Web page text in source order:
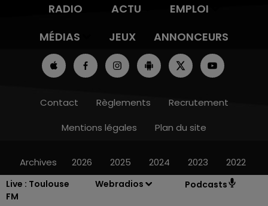
Live : Toulouse
FM
Webradios Podcasts
RADIO ACTU
EMPLOI
MÉDIAS
JEUX ANNONCEURS
Contact Règlements
Recrutement
Mentions légales
Plan du site
Archives 2026 2025 2024 2023 2022